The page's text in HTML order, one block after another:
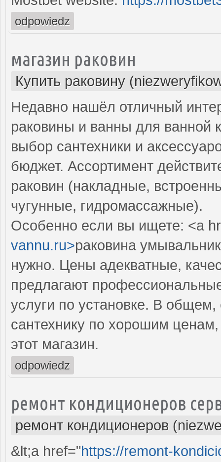
odpowiedz
магазин раковин
Купить раковину
Недавно нашёл отличный
раковины и ванны для ванной
выбор сантехники и
бюджет. Ассортимент
раковин (накладные,
чугунные, гидромассажные).
Особенно если вы ищете: <a
vannu.ru>раковина
нужно. Цены адекватные,
предлагают
услуги по установке. В
сантехнику по хорошим
этот магазин.
odpowiedz
ремонт кондиционеров
ремонт кондиционеров
&lt;a href="https://remont-